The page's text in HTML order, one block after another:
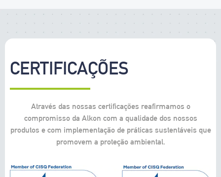
CERTIFICAÇÕES
Através das nossas certificações reafirmamos o
compromisso da Alkon com a qualidade dos nossos
produtos e com implementação de práticas sustentáveis que
promovem a proteção ambiental.